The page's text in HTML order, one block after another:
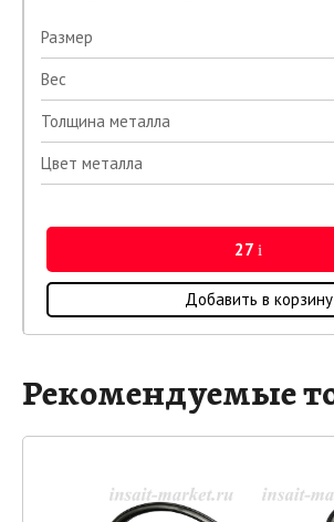
Размер
Вес
Толщина металла
Цвет металла
27 i
Добавить в корзину
Рекомендуемые